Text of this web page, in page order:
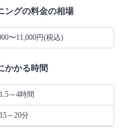
ングの料金の相場
〜11,000円(税込)
かかる時間
～4時間
～20分